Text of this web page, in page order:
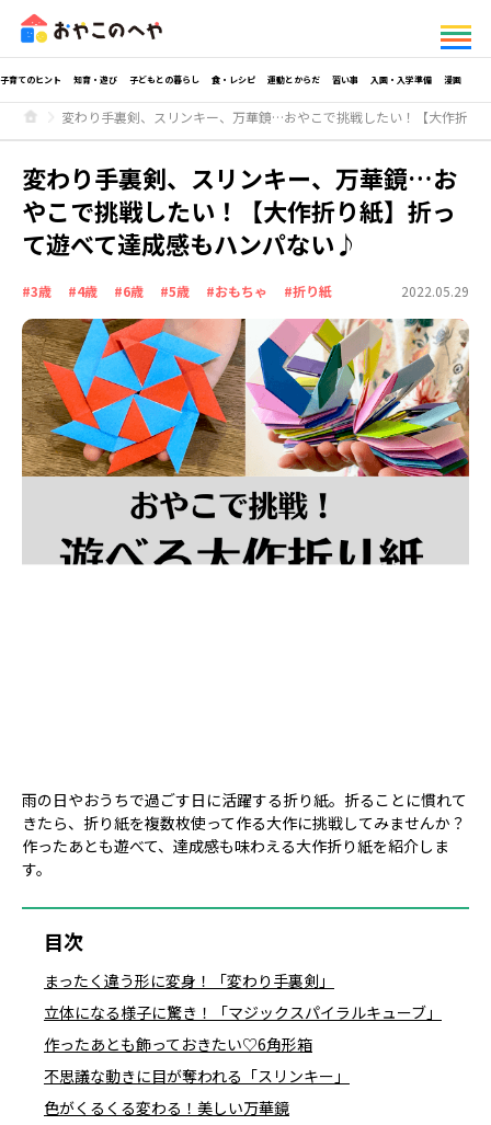
子育てのヒント 知育・遊び 子どもとの暮らし 食・レシピ 運動とからだ 習い事 入園・入学準備 漫画
変わり手裏剣、スリンキー、万華鏡…おやこで挑戦したい！【大作折
変わり手裏剣、スリンキー、万華鏡…お
やこで挑戦したい！【大作折り紙】折っ
て遊べて達成感もハンパない♪
#3歳 #4歳 #6歳 #5歳 #おもちゃ #折り紙 2022.05.29
雨の日やおうちで過ごす日に活躍する折り紙。折ることに慣れて
きたら、折り紙を複数枚使って作る大作に挑戦してみませんか？
作ったあとも遊べて、達成感も味わえる大作折り紙を紹介しま
す。
目次
まったく違う形に変身！「変わり手裏剣」
立体になる様子に驚き！「マジックスパイラルキューブ」
作ったあとも飾っておきたい♡6角形箱
不思議な動きに目が奪われる「スリンキー」
色がくるくる変わる！美しい万華鏡